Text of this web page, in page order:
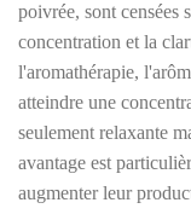
poivrée, sont
concentration et la
l'aromathérapie,
atteindre une
seulement relaxante
avantage est
augmenter leur